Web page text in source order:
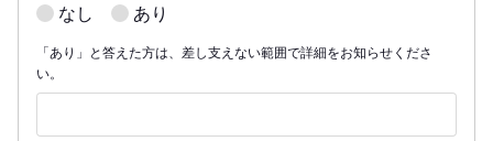
なし あり
「あり」と答えた方は、差し支えない範囲で詳細をお知らせくださ
い。